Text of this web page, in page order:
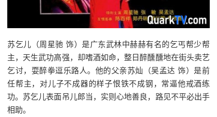
苏乞儿（周星驰 饰）是广东武林中赫赫有名的乞丐帮少帮
主，天生武功高强，却嗜酒如命，整日醉醺醺地在街头卖艺
乞讨，耍醉拳逗乐路人。他的父亲苏灿（吴孟达 饰）是前
任帮主，对儿子不成器的样子恨铁不成钢，常逼他戒酒练
功。苏乞儿表面吊儿郎当，实则心地善良，路见不平必出手
相助。